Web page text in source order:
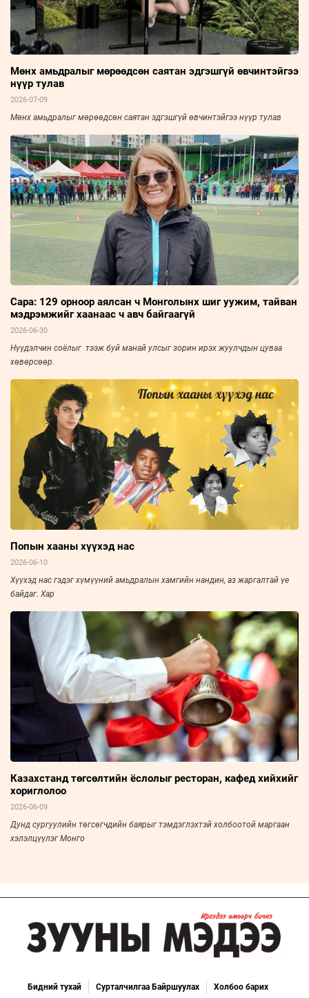
Мөнх амьдралыг мөрөөдсөн саятан эдгэшгүй өвчинтэйгээ
нүүр тулав
2026-07-09
Мөнх амьдралыг мөрөөдсөн саятан эдгэшгүй өвчинтэйгээ нүүр тулав
Сара: 129 орноор аялсан ч Монголынх шиг уужим, тайван
мэдрэмжийг хаанаас ч авч байгаагүй
2026-06-30
Нүүдэлчин соёлыг тээж буй манай улсыг зорин ирэх жуулчдын цуваа
хөвөрсөөр.
Попын хааны хүүхэд нас
2026-06-10
Хүүхэд нас гэдэг хүмүүний амьдралын хамгийн нандин, аз жаргалтай үе
байдаг. Хар
Казахстанд төгсөлтийн ёслолыг ресторан, кафед хийхийг
хориглолоо
2026-06-09
Дунд сургуулийн төгсөгчдийн баярыг тэмдэглэхтэй холбоотой маргаан
хэлэлцүүлэг Монго
Бидний тухай Сурталчилгаа Байршуулах Холбоо барих